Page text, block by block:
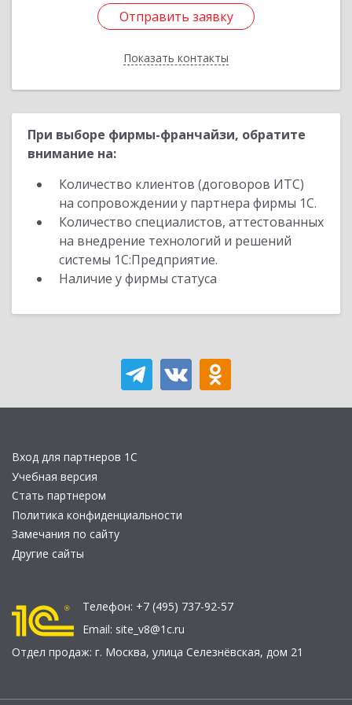
Отправить заявку
Показать контакты
Отправить заявку
Назад
При выборе фирмы-франчайзи, обратите
внимание на:
Количество клиентов (договоров ИТС)
на сопровождении у партнера фирмы 1С.
Количество специалистов, аттестованных
на внедрение технологий и решений
системы 1С:Предприятие.
Наличие у фирмы статуса
Вход для партнеров 1С
Учебная версия
Стать партнером
Политика конфиденциальности
Замечания по сайту
Другие сайты
Телефон: +7 (495) 737-92-57
Email: site_v8@1c.ru
Отдел продаж: г. Москва, улица Селезнёвская, дом 21